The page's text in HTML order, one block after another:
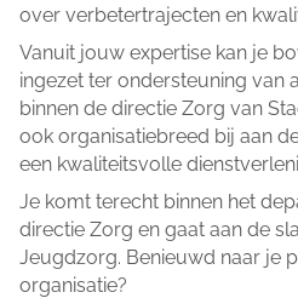
over verbetertrajecten en
Vanuit jouw expertise kan je
ingezet ter ondersteuning van
binnen de directie Zorg van
ook organisatiebreed bij aan
een kwaliteitsvolle
Je komt terecht binnen het
directie Zorg en gaat aan de
Jeugdzorg. Benieuwd naar je
organisatie?